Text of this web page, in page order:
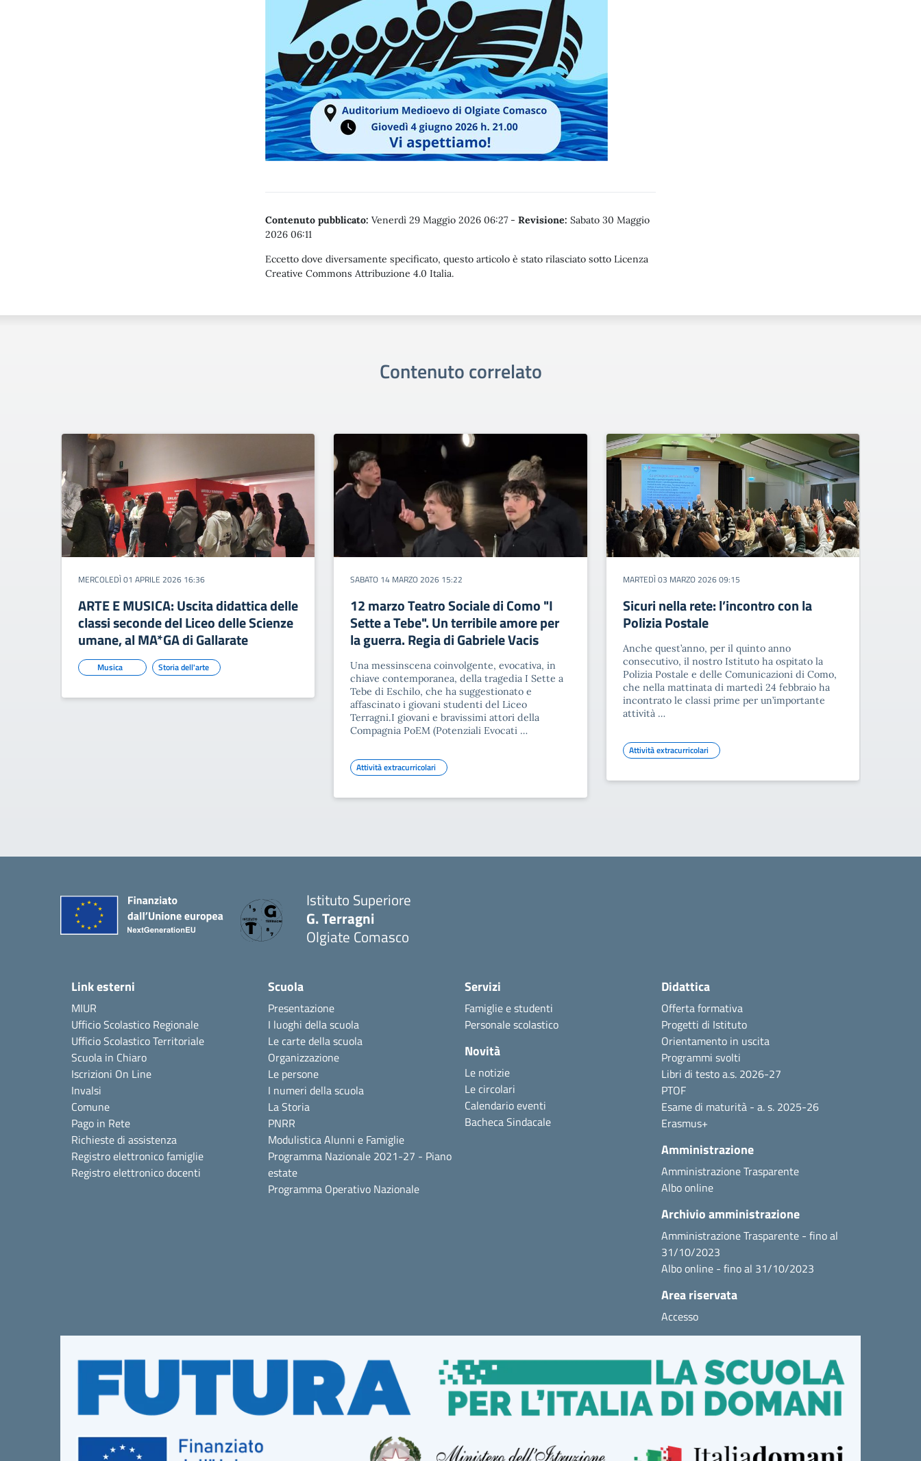
Contenuto pubblicato: Venerdì 29 Maggio 2026 06:27 - Revisione: Sabato 30 Maggio
2026 06:11
Eccetto dove diversamente specificato, questo articolo è stato rilasciato sotto Licenza
Creative Commons Attribuzione 4.0 Italia.
Contenuto correlato
MERCOLEDÌ 01 APRILE 2026 16:36
ARTE E MUSICA: Uscita didattica delle
classi seconde del Liceo delle Scienze
umane, al MA*GA di Gallarate
Musica Storia dell'arte
SABATO 14 MARZO 2026 15:22
12 marzo Teatro Sociale di Como "I
Sette a Tebe". Un terribile amore per
la guerra. Regia di Gabriele Vacis
Una messinscena coinvolgente, evocativa, in
chiave contemporanea, della tragedia I Sette a
Tebe di Eschilo, che ha suggestionato e
affascinato i giovani studenti del Liceo
Terragni.I giovani e bravissimi attori della
Compagnia PoEM (Potenziali Evocati …
Attività extracurricolari
MARTEDÌ 03 MARZO 2026 09:15
Sicuri nella rete: l’incontro con la
Polizia Postale
Anche quest’anno, per il quinto anno
consecutivo, il nostro Istituto ha ospitato la
Polizia Postale e delle Comunicazioni di Como,
che nella mattinata di martedì 24 febbraio ha
incontrato le classi prime per un’importante
attività …
Attività extracurricolari
Istituto Superiore
G. Terragni
Olgiate Comasco
Link esterni
MIUR
Ufficio Scolastico Regionale
Ufficio Scolastico Territoriale
Scuola in Chiaro
Iscrizioni On Line
Invalsi
Comune
Pago in Rete
Richieste di assistenza
Registro elettronico famiglie
Registro elettronico docenti
Scuola
Presentazione
I luoghi della scuola
Le carte della scuola
Organizzazione
Le persone
I numeri della scuola
La Storia
PNRR
Modulistica Alunni e Famiglie
Programma Nazionale 2021-27 - Piano
estate
Programma Operativo Nazionale
Servizi
Famiglie e studenti
Personale scolastico
Novità
Le notizie
Le circolari
Calendario eventi
Bacheca Sindacale
Didattica
Offerta formativa
Progetti di Istituto
Orientamento in uscita
Programmi svolti
Libri di testo a.s. 2026-27
PTOF
Esame di maturità - a. s. 2025-26
Erasmus+
Amministrazione
Amministrazione Trasparente
Albo online
Archivio amministrazione
Amministrazione Trasparente - fino al
31/10/2023
Albo online - fino al 31/10/2023
Area riservata
Accesso